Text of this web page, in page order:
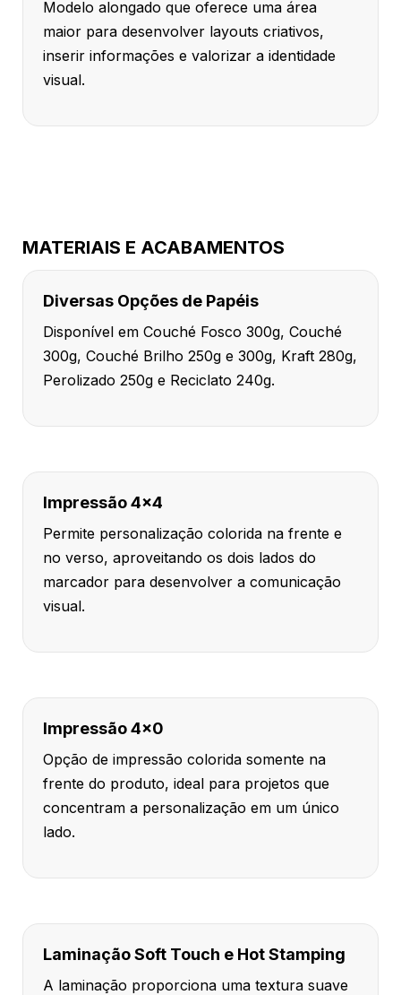
Modelo alongado que oferece uma área
maior para desenvolver layouts criativos,
inserir informações e valorizar a identidade
visual.
MATERIAIS E ACABAMENTOS
Diversas Opções de Papéis
Disponível em Couché Fosco 300g, Couché
300g, Couché Brilho 250g e 300g, Kraft 280g,
Perolizado 250g e Reciclato 240g.
Impressão 4x4
Permite personalização colorida na frente e
no verso, aproveitando os dois lados do
marcador para desenvolver a comunicação
visual.
Impressão 4x0
Opção de impressão colorida somente na
frente do produto, ideal para projetos que
concentram a personalização em um único
lado.
Laminação Soft Touch e Hot Stamping
A laminação proporciona uma textura suave